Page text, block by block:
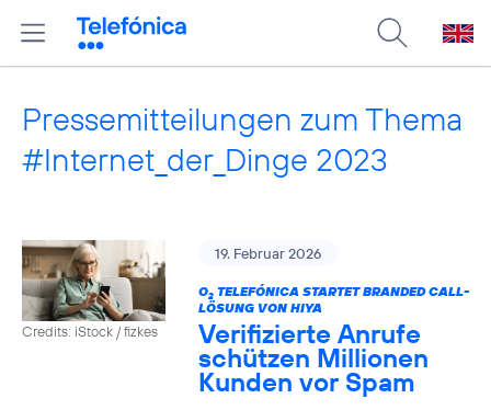
Pressemitteilungen zum Thema
#Internet_der_Dinge 2023
Credits: iStock / fizkes
19. Februar 2026
O2TELEFÓNICA STARTET BRANDED CALL-
LÖSUNG VON HIYA
Verifizierte Anrufe
schützen Millionen
Kunden vor Spam